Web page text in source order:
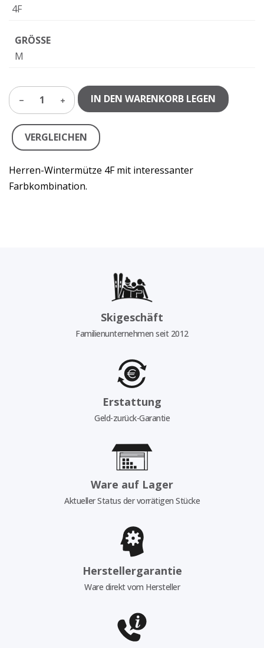
4F
GRÖSSE
M
1 IN DEN WARENKORB LEGEN
VERGLEICHEN
Herren-Wintermütze 4F mit interessanter
Farbkombination.
Skigeschäft
Familienunternehmen seit 2012
Erstattung
Geld-zurück-Garantie
Ware auf Lager
Aktueller Status der vorrätigen Stücke
Herstellergarantie
Ware direkt vom Hersteller